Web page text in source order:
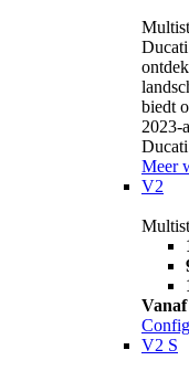
biedt
2023-
Meer
V2
Vanaf
V2 S